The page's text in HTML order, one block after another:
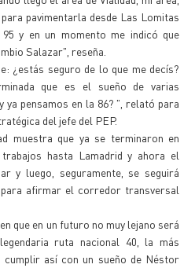
pavimentarla desde Las Lomitas
y en un momento me indicó que
Salazar", reseña.
¿estás seguro de lo que me decís?
que es el sueño de varias
ya pensamos en la 86? ", relató para
del jefe del PEP.
muestra que ya se terminaron en
hasta Lamadrid y ahora el
y luego, seguramente, se seguirá
afirmar el corredor transversal
que en un futuro no muy lejano será
ruta nacional 40, la más
cumplir así con un sueño de Néstor